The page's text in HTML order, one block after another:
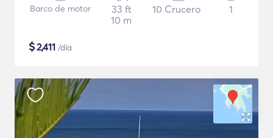
Barco de motor
33 ft
10 m
10 Crucero 1
$2,411 /día